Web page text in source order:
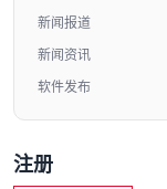
新闻报道
新闻资讯
软件发布
注册